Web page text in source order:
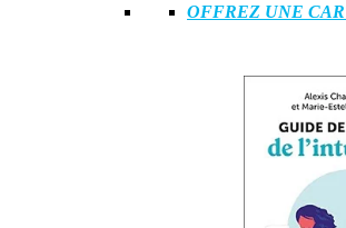
OFFREZ UNE